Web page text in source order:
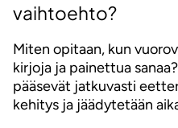
vaihtoehto?
Miten opitaan, kun
kirjoja ja painettua
pääsevät jatkuvasti
kehitys ja jäädytetään